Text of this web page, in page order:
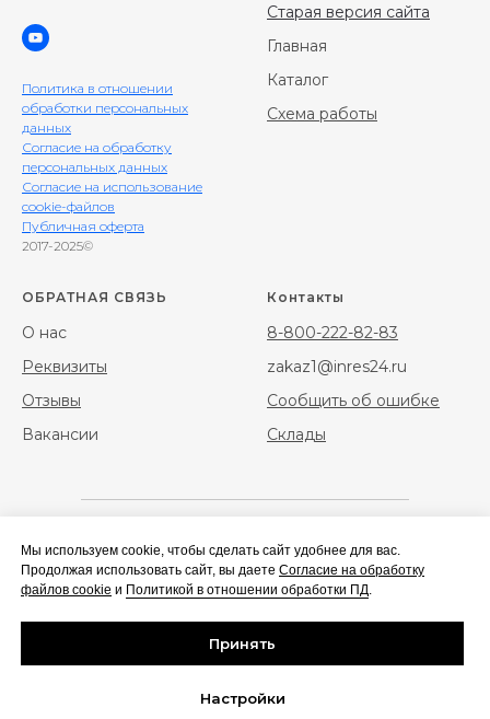
Мы используем cookie, чтобы сделать сайт удобнее для вас.
Продолжая использовать сайт, вы даете Согласие на обработку
файлов cookie и Политикой в отношении обработки ПД.
Принять
Настройки
Политика в отношении
обработки персональных
данных
Согласие на обработку
персональных данных
Согласие на использование
cookie-файлов
Публичная оферта
2017-2025©
Старая версия сайта
Главная
Каталог
Схема работы
ОБРАТНАЯ СВЯЗЬ
О нас
Реквизиты
Отзывы
Вакансии
Контакты
8-800-222-82-83
zakaz1@inres24.ru
Сообщить об ошибке
Склады
Фибра
полипропиленовая
Фибра стальная
Сальники набивные/
нажимные